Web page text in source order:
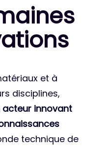
s
et à
disciplines,
acteur innovant
technique de